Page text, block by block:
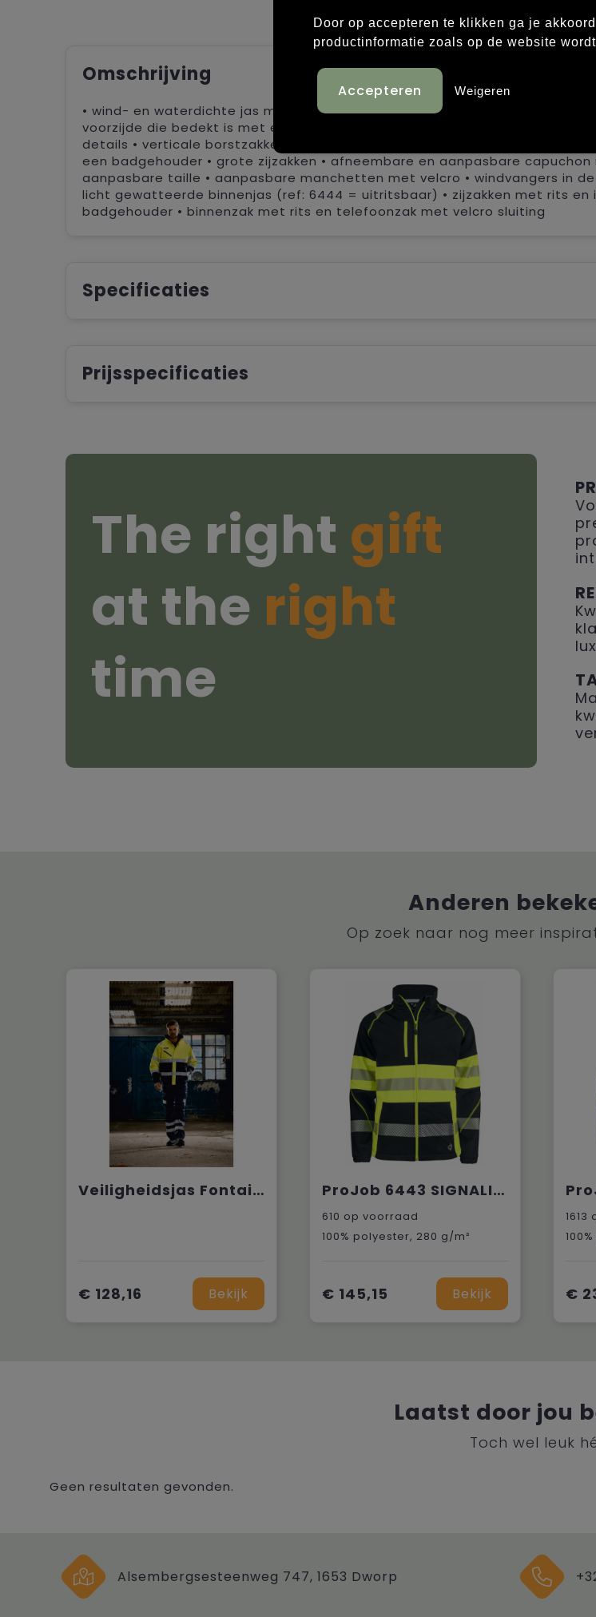
Omschrijving
• wind- en waterdichte jas met uitneembare binnenjas • buitenjas met een
voorzijde die bedekt is met een flap • Deze kan afgesloten worden met
details • verticale borstzakken met waterdichte ritssluitingen waarvan de
een badgehouder • grote zijzakken • afneembare en aanpasbare capuchon
aanpasbare taille • aanpasbare manchetten met velcro • windvangers in
licht gewatteerde binnenjas (ref: 6444 = uitritsbaar) • zijzakken met rits en
badgehouder • binnenzak met rits en telefoonzak met velcro sluiting
Specificaties
Prijsspecificaties
The right gift
at the right
time
Anderen
Op zoek naar nog meer
Veiligheidsjas Fontaine
€ 128,16 Bekijk
ProJob 6443 SIGNALISATIESOFTSHELL EN ISO 20471 KLASSE 1
610 op voorraad
100% polyester, 280 g/m²
€ 145,15 Bekijk
1613
€
Laatst door jou
Toch wel leuk
Geen resultaten gevonden.
Alsembergsesteenweg 747, 1653 Dworp
Door op accepteren te klikken ga je
productinformatie zoals op de website
Weigeren